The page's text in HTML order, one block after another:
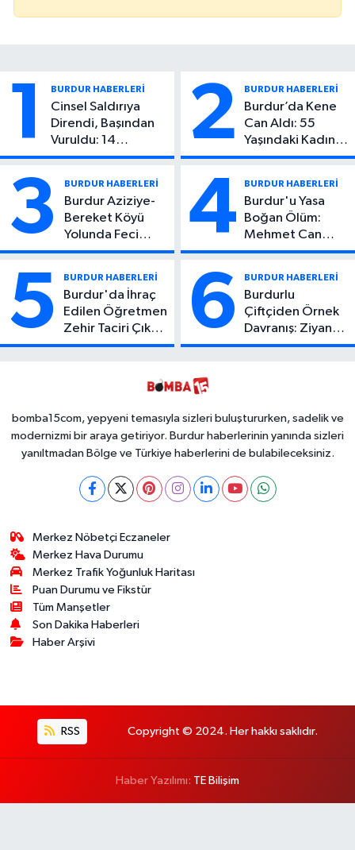
1 BURDUR HABERLERİ
Cinsel Saldırıya
Direndi, Başından
Vuruldu: 14
Yaşındaki Çocuktan
2 BURDUR HABERLERİ
Burdur’da Kene
Can Aldı: 55
Yaşındaki Kadın
Hayatını Kaybetti
3 BURDUR HABERLERİ
Burdur Aziziye-
Bereket Köyü
Yolunda Feci
Kaza: 1 Ölü, 2
4 BURDUR HABERLERİ
Burdur'u Yasa
Boğan Ölüm:
Mehmet Can
Atıcı Genç Yaşta
5 BURDUR HABERLERİ
Burdur'da İhraç
Edilen Öğretmen
Zehir Taciri Çıktı:
Binlerce
6 BURDUR HABERLERİ
Burdurlu
Çiftçiden Örnek
Davranış: Ziyan
Olmasın Diye
Toplayabilecek
bomba15com, yepyeni temasıyla sizleri buluştururken, sadelik ve
modernizmi bir araya getiriyor. Burdur haberlerinin yanında sizleri
yanıltmadan Bölge ve Türkiye haberlerini de bulabileceksiniz.
Merkez Nöbetçi Eczaneler
Merkez Hava Durumu
Merkez Trafik Yoğunluk Haritası
Puan Durumu ve Fikstür
Tüm Manşetler
Son Dakika Haberleri
Haber Arşivi
RSS Copyright © 2024. Her hakkı saklıdır.
Haber Yazılımı: TE Bilişim